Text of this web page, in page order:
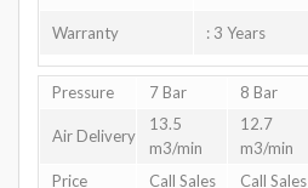
Warranty : 3 Years
Pressure 7 Bar 8 Bar
Air Delivery
13.5
m3/min
12.7
m3/min
Price
Call Sales Call Sales